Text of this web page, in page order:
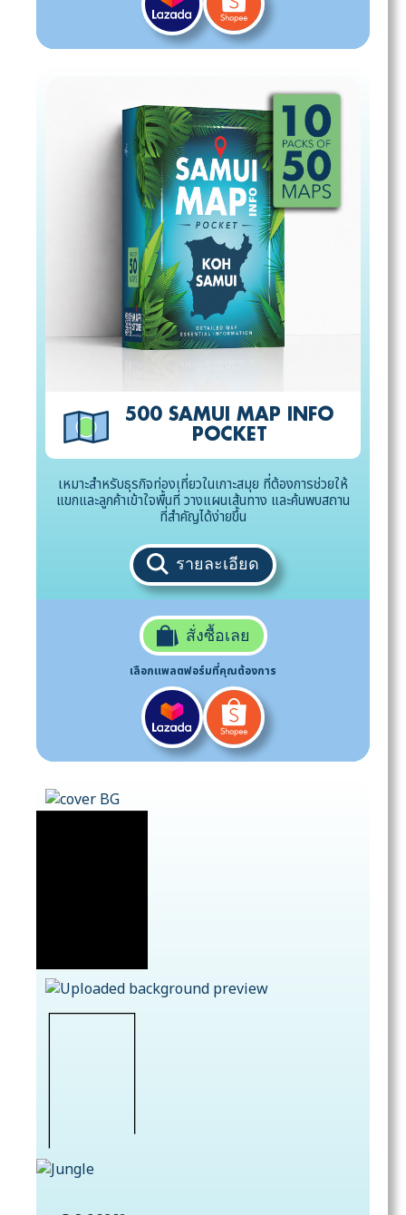
500 SAMUI MAP INFO
POCKET
เหมาะสำหรับธุรกิจท่องเที่ยวในเกาะสมุย ที่ต้องการช่วยให้
แขกและลูกค้าเข้าใจพื้นที่ วางแผนเส้นทาง และค้นพบสถาน
ที่สำคัญได้ง่ายขึ้น
รายละเอียด
สั่งซื้อเลย
เลือกแพลตฟอร์มที่คุณต้องการ